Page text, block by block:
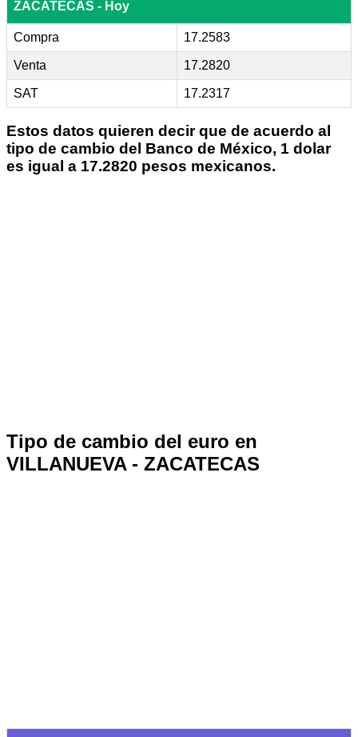
ZACATECAS - Hoy
Compra 17.2583
Venta 17.2820
SAT 17.2317
Estos datos quieren decir que de acuerdo al
tipo de cambio del Banco de México, 1 dolar
es igual a 17.2820 pesos mexicanos.
Tipo de cambio del euro en
VILLANUEVA - ZACATECAS